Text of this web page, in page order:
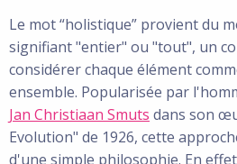
Le mot “holistique” provient du
signifiant "entier" ou "tout", un
considérer chaque élément
ensemble. Popularisée par
Jan Christiaan Smuts dans son
Evolution" de 1926, cette
d'une simple philosophie. En